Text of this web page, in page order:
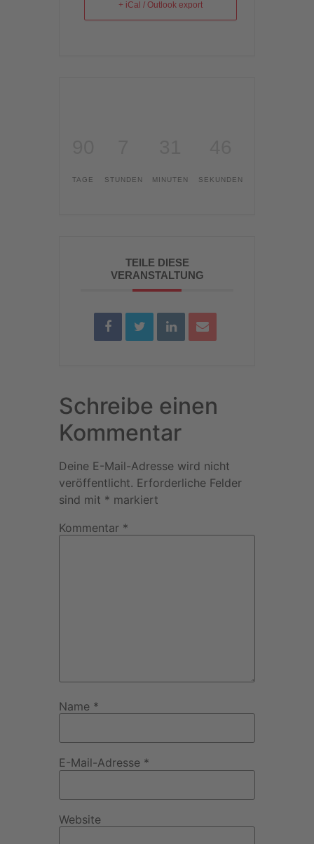
+ iCal / Outlook export
TAGE STUNDEN MINUTEN SEKUNDEN
TEILE DIESE
VERANSTALTUNG
Schreibe einen
Kommentar
Deine E-Mail-Adresse wird nicht
veröffentlicht. Erforderliche Felder
sind mit * markiert
Kommentar *
Name *
E-Mail-Adresse *
Website